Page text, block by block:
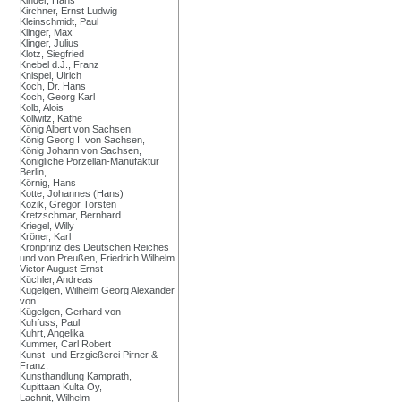
Kirchner, Ernst Ludwig
Kleinschmidt, Paul
Klinger, Max
Klinger, Julius
Klotz, Siegfried
Knebel d.J., Franz
Knispel, Ulrich
Koch, Dr. Hans
Koch, Georg Karl
Kolb, Alois
Kollwitz, Käthe
König Albert von Sachsen,
König Georg I. von Sachsen,
König Johann von Sachsen,
Königliche Porzellan-Manufaktur
Berlin,
Körnig, Hans
Kotte, Johannes (Hans)
Kozik, Gregor Torsten
Kretzschmar, Bernhard
Kriegel, Willy
Kröner, Karl
Kronprinz des Deutschen Reiches
und von Preußen, Friedrich Wilhelm
Victor August Ernst
Küchler, Andreas
Kügelgen, Wilhelm Georg Alexander
von
Kügelgen, Gerhard von
Kuhfuss, Paul
Kuhrt, Angelika
Kummer, Carl Robert
Kunst- und Erzgießerei Pirner &
Franz,
Kunsthandlung Kamprath,
Kupittaan Kulta Oy,
Lachnit, Wilhelm